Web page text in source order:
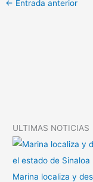
r
← Entrada anterior
ULTIMAS NOTICIAS
Marina localiza y